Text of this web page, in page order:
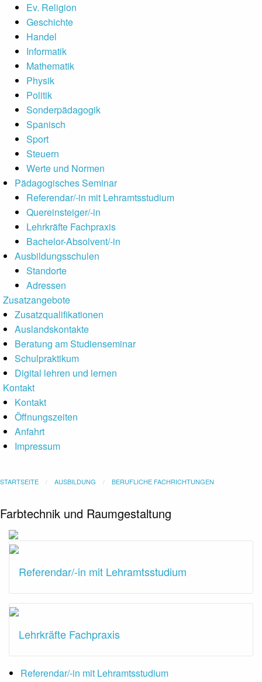
Ev. Religion
Geschichte
Handel
Informatik
Mathematik
Physik
Politik
Sonderpädagogik
Spanisch
Sport
Steuern
Werte und Normen
Pädagogisches Seminar
Referendar/-in mit Lehramtsstudium
Quereinsteiger/-in
Lehrkräfte Fachpraxis
Bachelor-Absolvent/-in
Ausbildungsschulen
Standorte
Adressen
Zusatzangebote
Zusatzqualifikationen
Auslandskontakte
Beratung am Studienseminar
Schulpraktikum
Digital lehren und lernen
Kontakt
Kontakt
Öffnungszeiten
Anfahrt
Impressum
STARTSEITE AUSBILDUNG BERUFLICHE FACHRICHTUNGEN
Farbtechnik und Raumgestaltung
Referendar/-in mit Lehramtsstudium
Lehrkräfte Fachpraxis
Submenu
Referendar/-in mit Lehramtsstudium